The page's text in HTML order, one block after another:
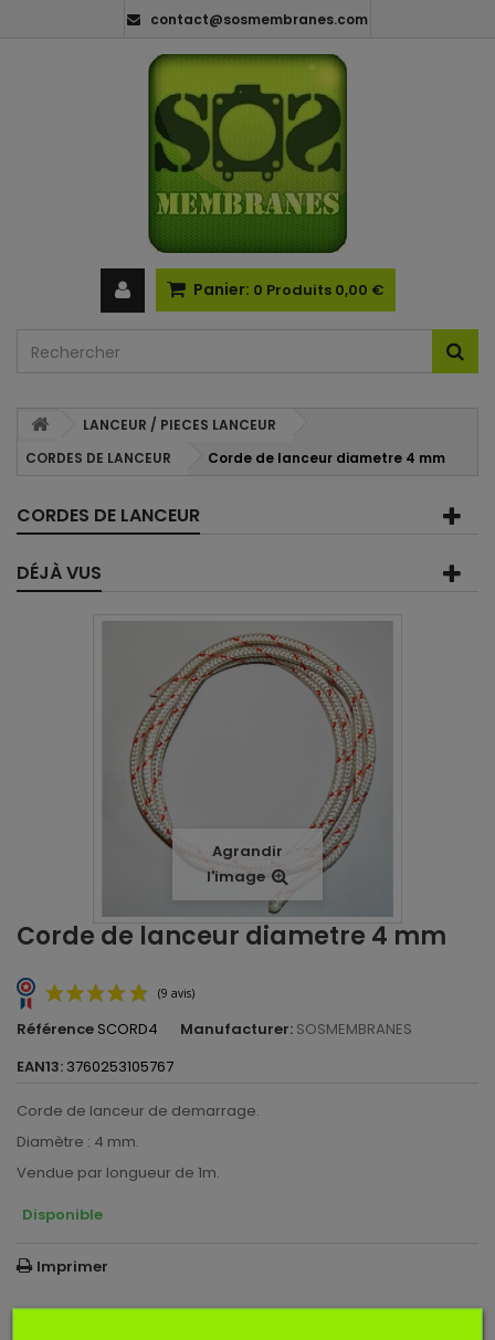
contact@sosmembranes.com
Panier: 0 Produits 0,00 €
LANCEUR / PIECES LANCEUR
CORDES DE LANCEUR
Corde de lanceur diametre 4 mm
CORDES DE LANCEUR
DÉJÀ VUS
Agrandir
l'image
Corde de lanceur diametre 4 mm
(9 avis)
Référence SCORD4 Manufacturer: SOSMEMBRANES
EAN13: 3760253105767
Corde de lanceur de demarrage.
Diamètre : 4 mm.
Vendue par longueur de 1m.
Disponible
Imprimer